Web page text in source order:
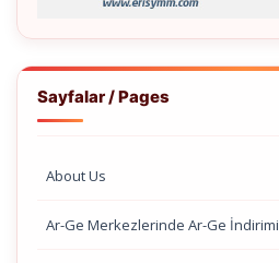
Sayfalar / Pages
About Us
Ar-Ge Merkezlerinde Ar-Ge İndirimi